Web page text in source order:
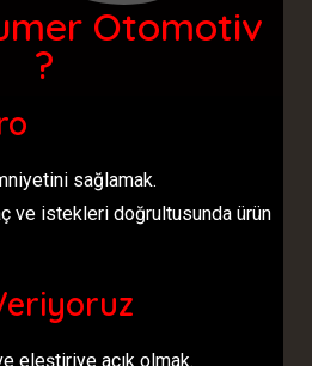
Otomotiv
?
sağlamak.
ve istekleri doğrultusunda ürün
eleştiriye açık olmak.